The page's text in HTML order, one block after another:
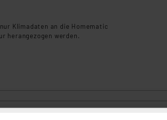
Klimadaten an die Homematic
herangezogen werden.